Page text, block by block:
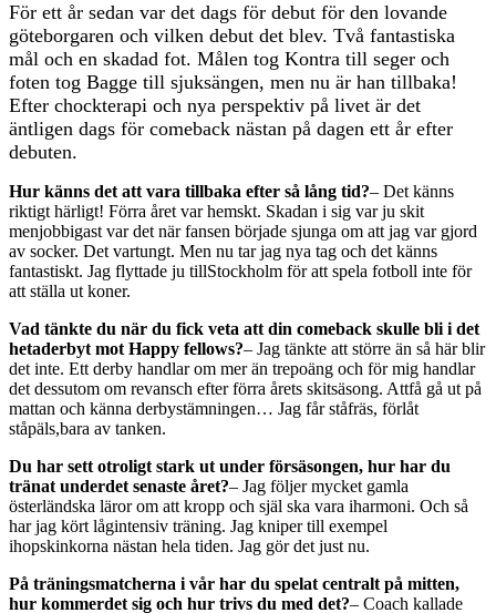
För ett år sedan var det dags för debut för den lovande
göteborgaren och vilken debut det blev. Två fantastiska
mål och en skadad fot. Målen tog Kontra till seger och
foten tog Bagge till sjuksängen, men nu är han tillbaka!
Efter chockterapi och nya perspektiv på livet är det
äntligen dags för comeback nästan på dagen ett år efter
debuten.
Hur känns det att vara tillbaka efter så lång tid?– Det känns
riktigt härligt! Förra året var hemskt. Skadan i sig var ju skit
menjobbigast var det när fansen började sjunga om att jag var gjord
av socker. Det vartungt. Men nu tar jag nya tag och det känns
fantastiskt. Jag flyttade ju tillStockholm för att spela fotboll inte för
att ställa ut koner.
Vad tänkte du när du fick veta att din comeback skulle bli i det
hetaderbyt mot Happy fellows?– Jag tänkte att större än så här blir
det inte. Ett derby handlar om mer än trepoäng och för mig handlar
det dessutom om revansch efter förra årets skitsäsong. Attfå gå ut på
mattan och känna derbystämningen… Jag får ståfräs, förlåt
ståpäls,bara av tanken.
Du har sett otroligt stark ut under försäsongen, hur har du
tränat underdet senaste året?– Jag följer mycket gamla
österländska läror om att kropp och själ ska vara iharmoni. Och så
har jag kört lågintensiv träning. Jag kniper till exempel
ihopskinkorna nästan hela tiden. Jag gör det just nu.
På träningsmatcherna i vår har du spelat centralt på mitten,
hur kommerdet sig och hur trivs du med det?– Coach kallade